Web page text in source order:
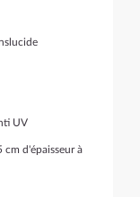
UV
cm d'épaisseur à